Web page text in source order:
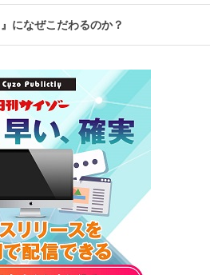
になぜこだわるのか？